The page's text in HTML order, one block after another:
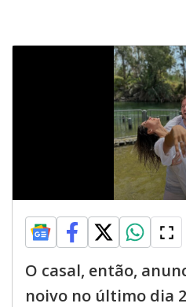
O casal, então,
noivo no último dia